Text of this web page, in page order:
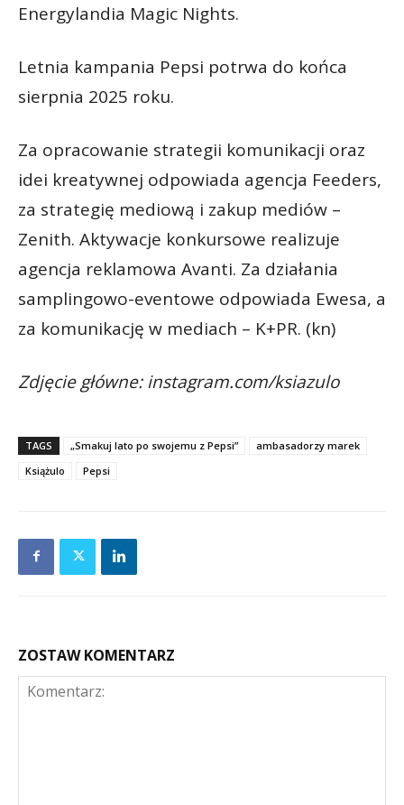
Energylandia Magic Nights.
Letnia kampania Pepsi potrwa do końca
sierpnia 2025 roku.
Za opracowanie strategii komunikacji oraz
idei kreatywnej odpowiada agencja Feeders,
za strategię mediową i zakup mediów –
Zenith. Aktywacje konkursowe realizuje
agencja reklamowa Avanti. Za działania
samplingowo-eventowe odpowiada Ewesa, a
za komunikację w mediach – K+PR. (kn)
Zdjęcie główne: instagram.com/ksiazulo
TAGS „Smakuj lato po swojemu z Pepsi”
ambasadorzy marek
Książulo
Pepsi
ZOSTAW KOMENTARZ